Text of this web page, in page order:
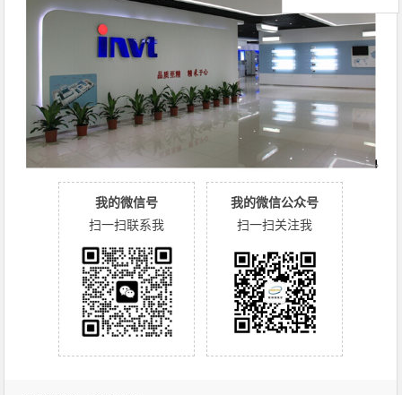
我的微信号
扫一扫联系我
我的微信公众号
扫一扫关注我